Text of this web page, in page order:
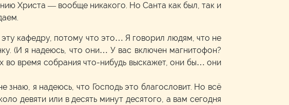
Христа — вообще никакого. Но Санта как был, так и
кафедру, потому что это… Я говорил людям, что не
(И я надеюсь, что они… У вас включен магнитофон?
во время собрания что-нибудь выскажет, они бы… они
я надеюсь, что Господь это благословит. Но всё
девяти или в десять минут десятого, а вам сегодня